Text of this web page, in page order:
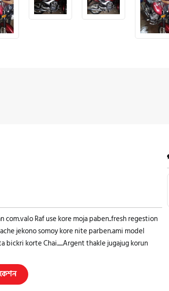
com.valo Raf use kore moja paben..fresh regestion
jekono somoy kore nite parben.ami model
bickri korte Chai......Argent thakle jugajug korun